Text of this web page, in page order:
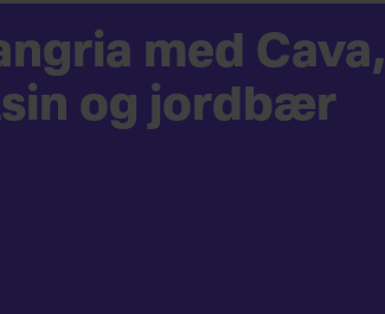
med Cava,
og jordbær